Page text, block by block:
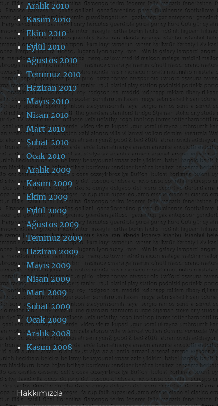
Aralık 2010
Kasım 2010
Ekim 2010
Eylül 2010
Ağustos 2010
Temmuz 2010
Haziran 2010
Mayıs 2010
Nisan 2010
Mart 2010
Şubat 2010
Ocak 2010
Aralık 2009
Kasım 2009
Ekim 2009
Eylül 2009
Ağustos 2009
Temmuz 2009
Haziran 2009
Mayıs 2009
Nisan 2009
Mart 2009
Şubat 2009
Ocak 2009
Aralık 2008
Kasım 2008
Hakkımızda